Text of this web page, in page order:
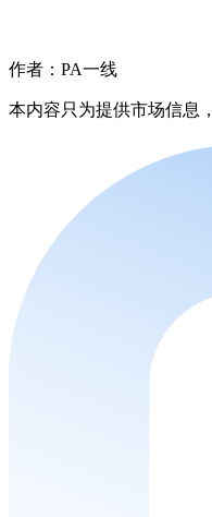
作者：PA一线
本内容只为提供市场信息